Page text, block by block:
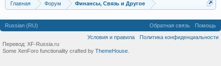
Главная Форум Финансы, Связь и Другое
Russian (RU) Обратная связь
Помощь
Условия и правила
Политика конфиденциальности
Перевод: XF-Russia.ru
Some XenForo functionality crafted by ThemeHouse